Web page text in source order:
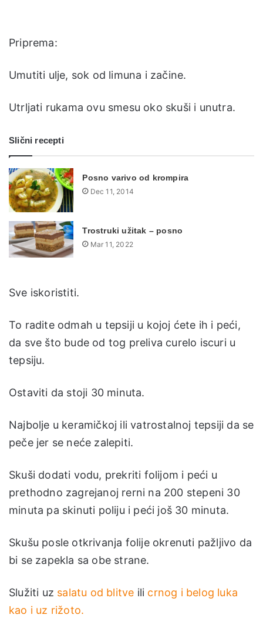
Priprema:
Umutiti ulje, sok od limuna i začine.
Utrljati rukama ovu smesu oko skuši i unutra.
Slični recepti
Posno varivo od krompira
Dec 11, 2014
Trostruki užitak – posno
Mar 11, 2022
Sve iskoristiti.
To radite odmah u tepsiji u kojoj ćete ih i peći,
da sve što bude od tog preliva curelo iscuri u
tepsiju.
Ostaviti da stoji 30 minuta.
Najbolje u keramičkoj ili vatrostalnoj tepsiji da se
peče jer se neće zalepiti.
Skuši dodati vodu, prekriti folijom i peći u
prethodno zagrejanoj rerni na 200 stepeni 30
minuta pa skinuti poliju i peći još 30 minuta.
Skušu posle otkrivanja folije okrenuti pažljivo da
bi se zapekla sa obe strane.
Služiti uz salatu od blitve ili crnog i belog luka
kao i uz rižoto.